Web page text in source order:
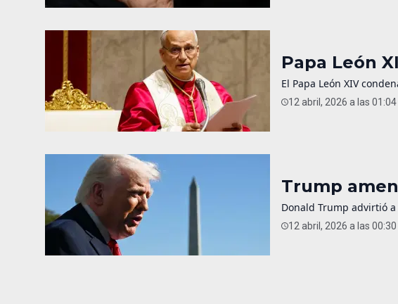
Papa León
El Papa León XIV
12 abril, 2026 a las
Trump
Donald Trump advirtió
12 abril, 2026 a las